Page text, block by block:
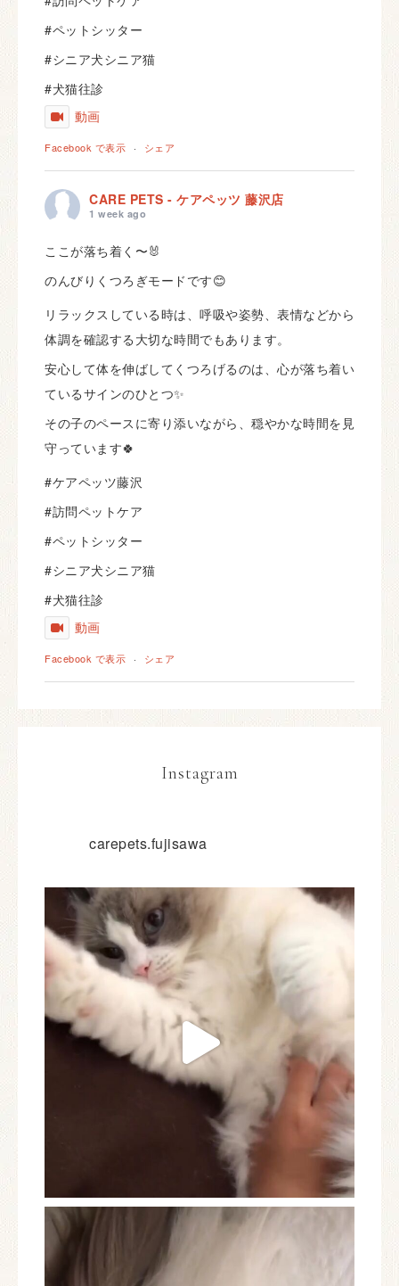
#ペットシッター
#シニア犬シニア猫
#犬猫往診
動画
Facebook で表示 · シェア
CARE PETS - ケアペッツ 藤沢店
1 week ago
ここが落ち着く〜🐰
のんびりくつろぎモードです😊
リラックスしている時は、呼吸や姿勢、表情などから
体調を確認する大切な時間でもあります。
安心して体を伸ばしてくつろげるのは、心が落ち着い
ているサインのひとつ✨
その子のペースに寄り添いながら、穏やかな時間を見
守っています🍀
#ケアペッツ藤沢
#訪問ペットケア
#ペットシッター
#シニア犬シニア猫
#犬猫往診
動画
Facebook で表示 · シェア
Instagram
carepets.fujisawa